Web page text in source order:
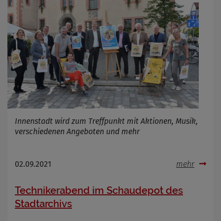
Innenstadt wird zum Treffpunkt mit Aktionen, Musik,
verschiedenen Angeboten und mehr
02.09.2021 mehr
Technikerabend im Schaudepot des
Stadtarchivs
Cookie Name
Cookie Laufzeit
Infos schließen